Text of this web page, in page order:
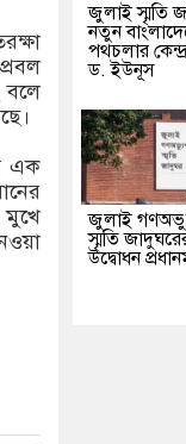
বলে
এক
মুখে
জুলাই স্মৃতি
নতুন
পথচলার
ড. ইউনূস
জুলাই
স্মৃতি
উদ্বোধন